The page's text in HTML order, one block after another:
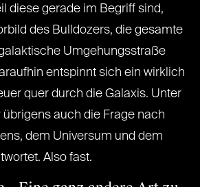
diese gerade im Begriff sind,
des Bulldozers, die gesamte
Umgehungsstraße
entspinnt sich ein wirklich
quer durch die Galaxis. Unter
auch die Frage nach
dem Universum und dem
Also fast.